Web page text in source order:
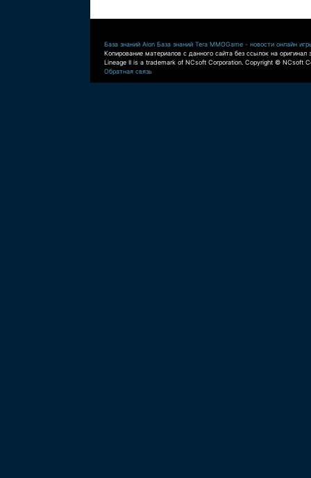
База знаний Aion База знаний Tera MMOGame - новости онлайн
Копирование материалов с данного сайта без ссылок на оригинал
Lineage II is a trademark of NCsoft Corporation. Copyright © NCsoft
Обратная связь